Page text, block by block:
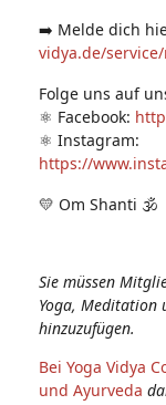
➡️ Melde dich
vidya.de/
Folge uns auf
⚛️ Facebook:
⚛️ Instagram:
https://
💛 Om Shanti 🕉
Sie müssen
Yoga, Meditation
hinzuzufügen.
Bei Yoga Vidya
und Ayurveda